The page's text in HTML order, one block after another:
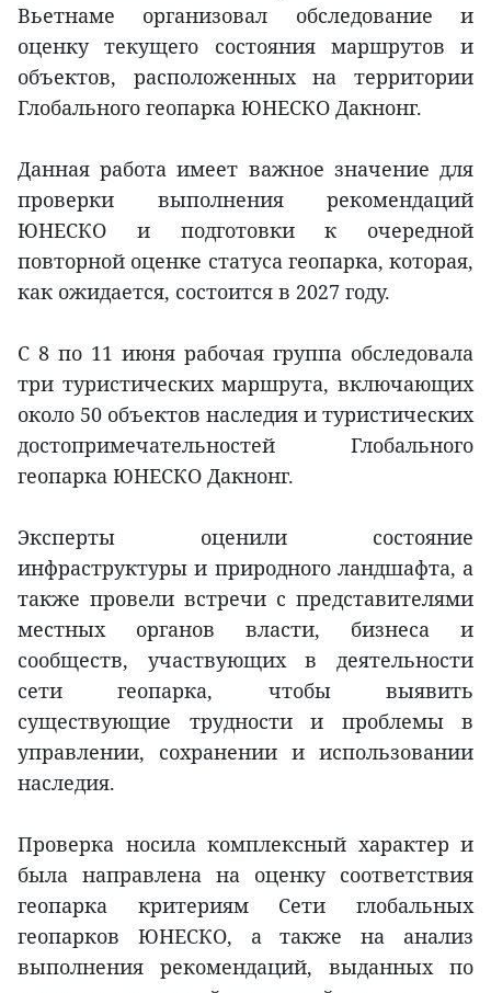
Вьетнаме организовал обследование и
оценку текущего состояния маршрутов и
объектов, расположенных на территории
Глобального геопарка ЮНЕСКО Дакнонг.
Данная работа имеет важное значение для
проверки выполнения рекомендаций
ЮНЕСКО и подготовки к очередной
повторной оценке статуса геопарка, которая,
как ожидается, состоится в 2027 году.
С 8 по 11 июня рабочая группа обследовала
три туристических маршрута, включающих
около 50 объектов наследия и туристических
достопримечательностей Глобального
геопарка ЮНЕСКО Дакнонг.
Эксперты оценили состояние
инфраструктуры и природного ландшафта, а
также провели встречи с представителями
местных органов власти, бизнеса и
сообществ, участвующих в деятельности
сети геопарка, чтобы выявить
существующие трудности и проблемы в
управлении, сохранении и использовании
наследия.
Проверка носила комплексный характер и
была направлена на оценку соответствия
геопарка критериям Сети глобальных
геопарков ЮНЕСКО, а также на анализ
выполнения рекомендаций, выданных по